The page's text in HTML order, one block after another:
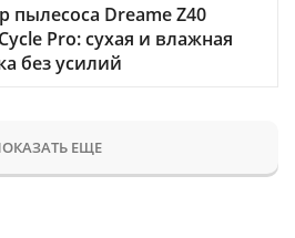
пылесоса Dreame Z40
Pro: сухая и влажная
без усилий
ЕЩЕ